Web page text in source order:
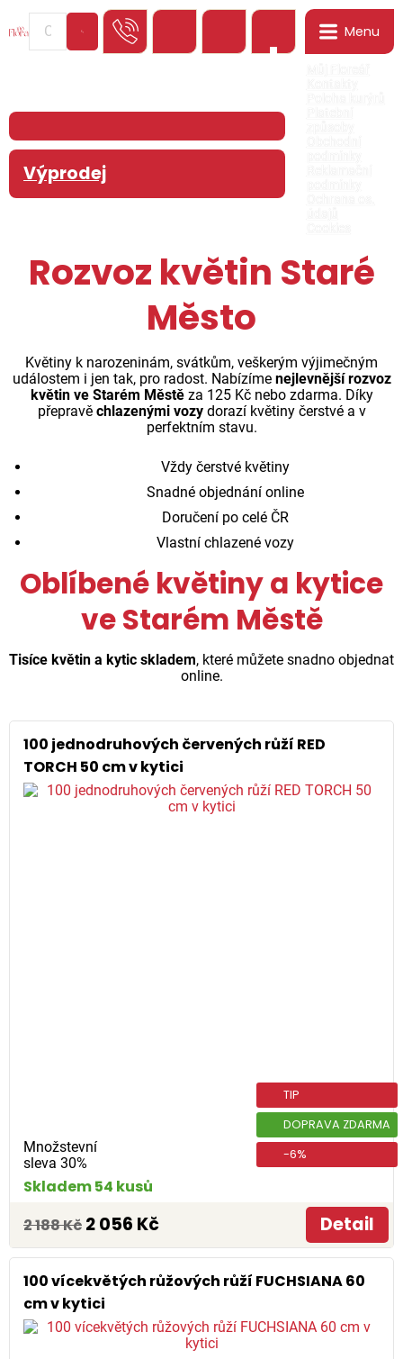
Menu
Výprodej
Rozvoz květin Staré
Město
Květiny k narozeninám, svátkům, veškerým výjimečným
událostem i jen tak, pro radost. Nabízíme nejlevnější rozvoz
květin ve Starém Městěza 125 Kč nebo zdarma. Díky
přepravě chlazenými vozydorazí květiny čerstvé a v
perfektním stavu.
Vždy čerstvé květiny
Snadné objednání online
Doručení po celé ČR
Vlastní chlazené vozy
Oblíbené květiny a kytice
ve Starém Městě
Tisíce květin a kytic skladem, které můžete snadno objednat
online.
100 jednodruhových červených růží RED
TORCH 50 cm v kytici
Množstevní
sleva 30%
TIP
DOPRAVA ZDARMA
-6%
Skladem 54 kusů
2 188 Kč 2 056 Kč Detail
100 vícekvětých růžových růží FUCHSIANA 60
cm v kytici